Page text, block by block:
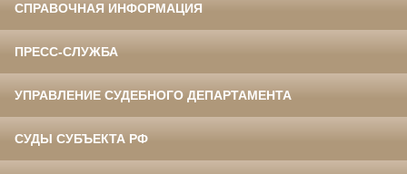
СПРАВОЧНАЯ ИНФОРМАЦИЯ
ПРЕСС-СЛУЖБА
УПРАВЛЕНИЕ СУДЕБНОГО ДЕПАРТАМЕНТА
СУДЫ СУБЪЕКТА РФ